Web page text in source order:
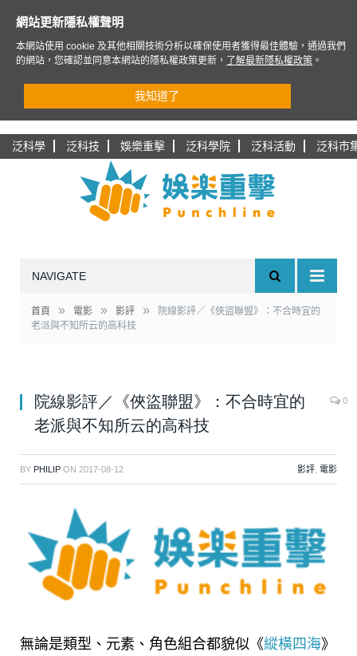
泛科學 泛科技 娛樂重擊 泛科學院 泛科活動 泛科市
NAVIGATE
首頁 » 電影 » 影評 »
院線影評／《俠盜聯盟》：不合時宜的
老派與不知所云的高科技
院線影評／《俠盜聯盟》：不合時宜的
老派與不知所云的高科技
0
BY PHILIP ON 2017-08-12 影評 電影
無論是類型、元素、角色組合都貌似《縱橫四海》
網站更新隱私權聲明
本網站使用 cookie 及其他相關技術分析以確保使用者獲得最佳體驗，通過我們
的網站，您確認並同意本網站的隱私權政策更新，
了解最新隱私權政策 。
我知道了